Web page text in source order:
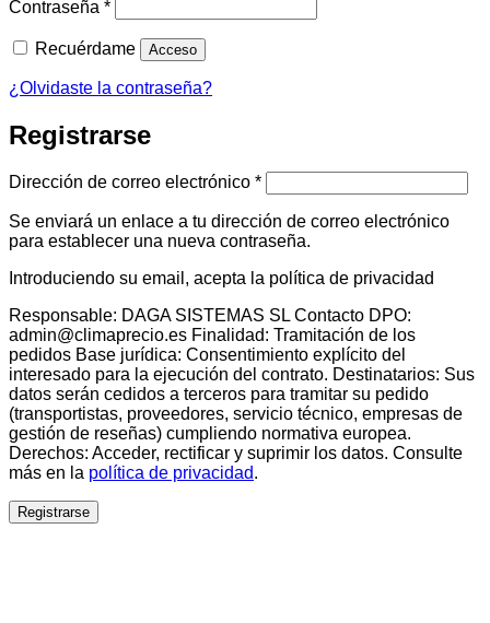
Contraseña *Obligatorio
Recuérdame Acceso
¿Olvidaste la contraseña?
Registrarse
Dirección de correo electrónico *Obligatorio
Se enviará un enlace a tu dirección de correo electrónico
para establecer una nueva contraseña.
Introduciendo su email, acepta la política de privacidad
Responsable: DAGA SISTEMAS SL Contacto DPO:
admin@climaprecio.es Finalidad: Tramitación de los
pedidos Base jurídica: Consentimiento explícito del
interesado para la ejecución del contrato. Destinatarios: Sus
datos serán cedidos a terceros para tramitar su pedido
(transportistas, proveedores, servicio técnico, empresas de
gestión de reseñas) cumpliendo normativa europea.
Derechos: Acceder, rectificar y suprimir los datos. Consulte
más en la política de privacidad.
Registrarse